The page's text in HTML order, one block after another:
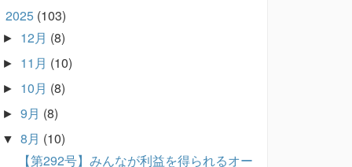
2025 (103)
► 12月 (8)
► 11月 (10)
► 10月 (8)
► 9月 (8)
▼ 8月 (10)
【第292号】みんなが利益を得られるオー